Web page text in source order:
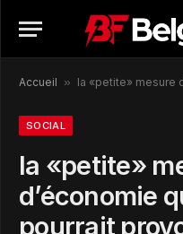
Accueil » la «petite» mesure d’économie qui
SOCIAL
la «petite»
d’économie
pourrait